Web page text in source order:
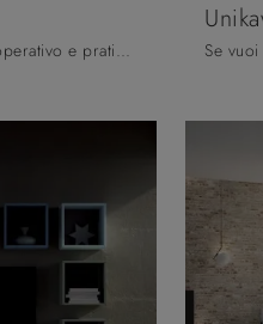
Vuoi progettare un living operativo e pratico? Ti presentiamo la parete attrezzata Provenzale Fratelli Mirandola dalle linee decise classiche.